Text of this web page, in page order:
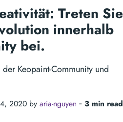
Treten Sie
innerhalb
bei.
Keopaint-Community und
2020 by aria-nguyen ‐ 3 min read